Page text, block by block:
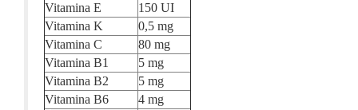
Vitamina E
150 UI
Vitamina K
0,5 mg
Vitamina C
80 mg
Vitamina B1
5 mg
Vitamina B2
5 mg
Vitamina B6
4 mg